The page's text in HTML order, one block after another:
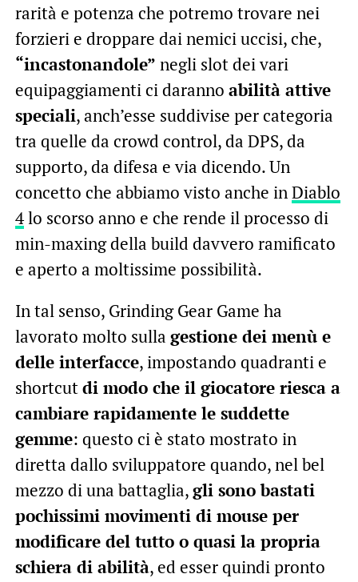
rarità e potenza che potremo trovare nei
forzieri e droppare dai nemici uccisi, che,
“incastonandole” negli slot dei vari
equipaggiamenti ci daranno abilità attive
speciali, anch’esse suddivise per categoria
tra quelle da crowd control, da DPS, da
supporto, da difesa e via dicendo. Un
concetto che abbiamo visto anche inDiablo
4lo scorso anno e che rende il processo di
min-maxing della build davvero ramificato
e aperto a moltissime possibilità.
In tal senso, Grinding Gear Game ha
lavorato molto sulla gestione dei menù e
delle interfacce, impostando quadranti e
shortcutdi modo che il giocatore riesca a
cambiare rapidamente le suddette
gemme: questo ci è stato mostrato in
diretta dallo sviluppatore quando, nel bel
mezzo di una battaglia,gli sono bastati
pochissimi movimenti di mouse per
modificare del tutto o quasi la propria
schiera di abilità, ed esser quindi pronto